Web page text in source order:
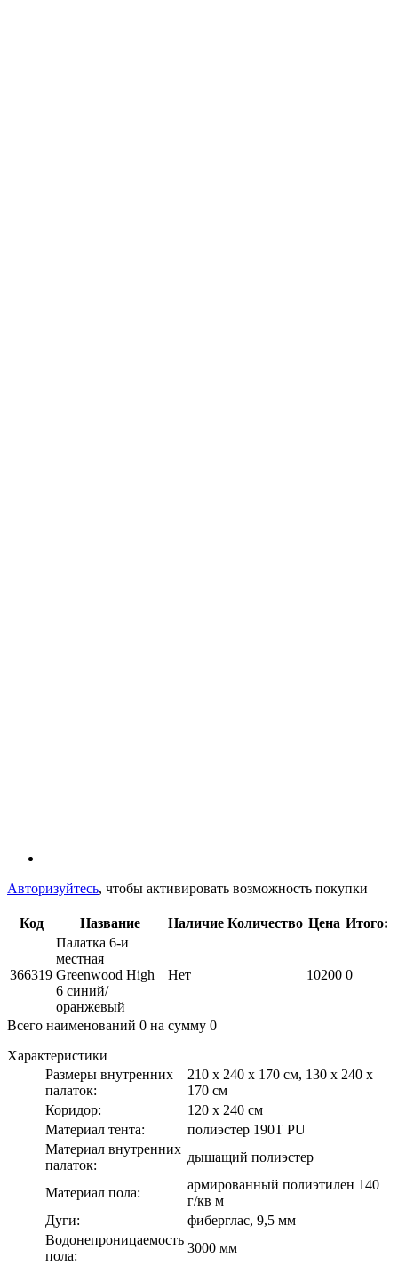
Авторизуйтесь, чтобы активировать возможность покупки
Код Название Наличие Количество Цена Итого:
366319
Палатка 6-и
местная
Greenwood High
6 синий/
оранжевый
Нет 10200 0
Всего наименований 0 на сумму 0
Характеристики
Размеры внутренних
палаток:
210 х 240 х 170 см, 130 х 240 х
170 см
Коридор:
120 х 240 см
Материал тента:
полиэстер 190T PU
Материал внутренних
палаток:
дышащий полиэстер
Материал пола:
армированный полиэтилен 140
г/кв м
Дуги:
фиберглас, 9,5 мм
Водонепроницаемость
пола:
3000 мм